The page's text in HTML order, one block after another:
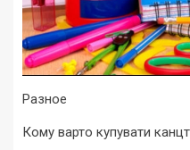
Разное
Кому варто купувати